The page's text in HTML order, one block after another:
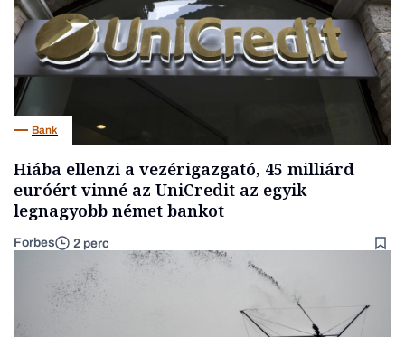
Bank
Hiába ellenzi a vezérigazgató, 45 milliárd
euróért vinné az UniCredit az egyik
legnagyobb német bankot
Forbes 2 perc